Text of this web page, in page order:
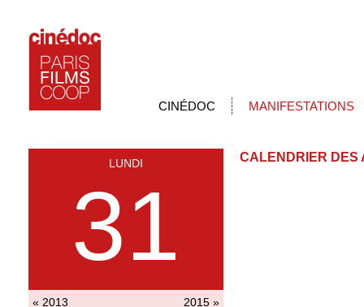
CINÉDOC MANIFESTATIONS
LUNDI
31
« 2013
2015 »
CALENDRIER DES